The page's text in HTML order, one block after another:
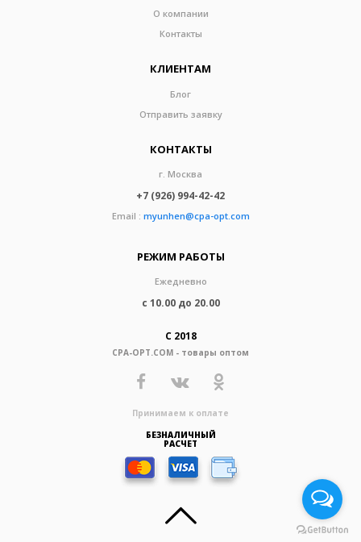
О компании
Контакты
КЛИЕНТАМ
Блог
Отправить заявку
КОНТАКТЫ
г. Москва
+7 (926) 994-42-42
Email : myunhen@cpa-opt.com
РЕЖИМ РАБОТЫ
Ежедневно
с 10.00 до 20.00
С 2018
CPA-OPT.COM - товары оптом
Принимаем к оплате
БЕЗНАЛИЧНЫЙ
РАСЧЕТ